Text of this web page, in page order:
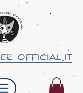
official.it